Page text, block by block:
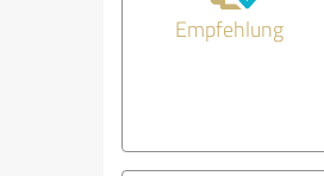
Empfehlung